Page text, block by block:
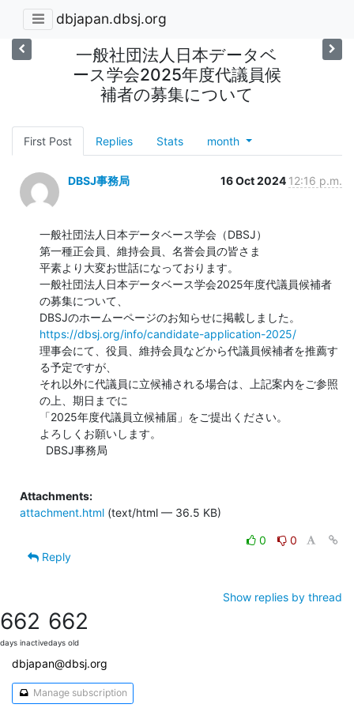
dbjapan.dbsj.org
一般社団法人日本データベ
ース学会2025年度代議員候
補者の募集について
First Post Replies Stats month
DBSJ事務局 16 Oct 2024 12:16 p.m.
一般社団法人日本データベース学会（DBSJ）
第一種正会員、維持会員、名誉会員の皆さま
平素より大変お世話になっております。
一般社団法人日本データベース学会2025年度代議員候補者
の募集について、
https://dbsj.org/info/candidate-application-2025/
理事会にて、役員、維持会員などから代議員候補者を推薦す
る予定ですが、
それ以外に代議員に立候補される場合は、上記案内をご参照
の上、期日までに
「2025年度代議員立候補届」をご提出ください。
よろしくお願いします。
Attachments:
attachment.html (text/html — 36.5 KB)
0
0
Reply
Show replies by thread
662
days inactive
662
days old
dbjapan@dbsj.org
Manage subscription